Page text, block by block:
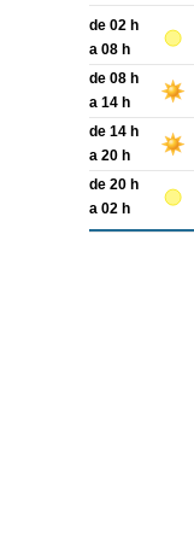
de 02 h
a 08 h
de 08 h
a 14 h
de 14 h
a 20 h
de 20 h
a 02 h